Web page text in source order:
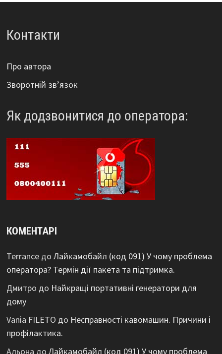
Контакти
Про автора
Зворотній зв’язок
Як додзвонитися до оператора:
КОМЕНТАРІ
Terranceдо Лайкамобайл (код 091) У чому проблема
оператора? Термін дії пакета та підтримка.
Дмитро до Найкращі портативні генератори для
дому
Vania FILETO до Несправності кавомашин. Причини і
профілактика.
Альона до Лайкамобайл (код 091) У чому проблема